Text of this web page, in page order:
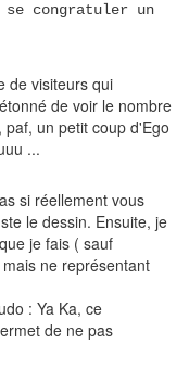
congratuler un
de visiteurs qui
de voir le nombre
un petit coup d'Ego
...
si réellement vous
le dessin. Ensuite, je
je fais ( sauf
ne représentant
: Ya Ka, ce
de ne pas